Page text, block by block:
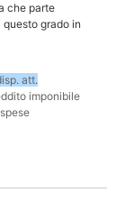
che parte
grado in
att.
imponibile